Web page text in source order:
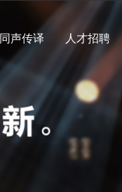
同声传译 人才招聘